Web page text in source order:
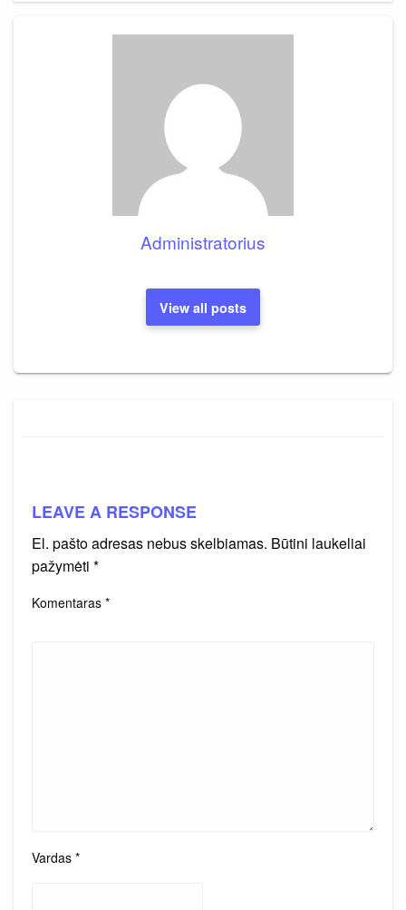
Administratorius
View all posts
LEAVE A RESPONSE
El. pašto adresas nebus skelbiamas. Būtini laukeliai
pažymėti *
Komentaras *
Vardas *